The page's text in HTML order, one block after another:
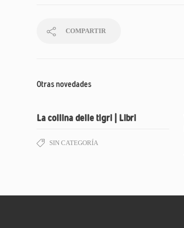
COMPARTIR
Otras novedades
La collina delle tigri | Libri
SIN CATEGORÍA